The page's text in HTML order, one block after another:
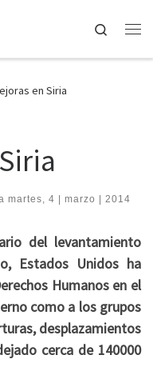
Search
en Siria
martes, 4 | marzo | 2014
del levantamiento
Estados Unidos ha
Humanos en el
como a los grupos
desplazamientos
cerca de 140000